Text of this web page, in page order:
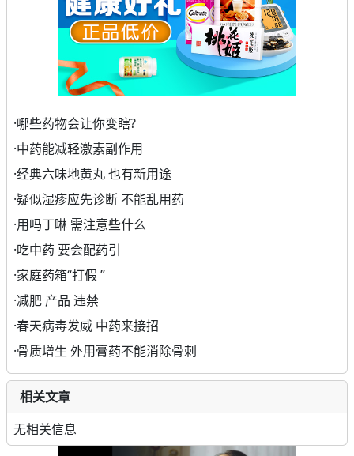
·哪些药物会让你变瞎?
·中药能减轻激素副作用
·经典六味地黄丸 也有新用途
·疑似湿疹应先诊断 不能乱用药
·用吗丁啉 需注意些什么
·吃中药 要会配药引
·家庭药箱“打假 ”
·减肥 产品 违禁
·春天病毒发威 中药来接招
·骨质增生 外用膏药不能消除骨刺
相关文章
无相关信息